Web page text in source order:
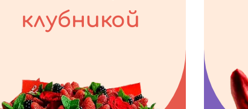
клубникой